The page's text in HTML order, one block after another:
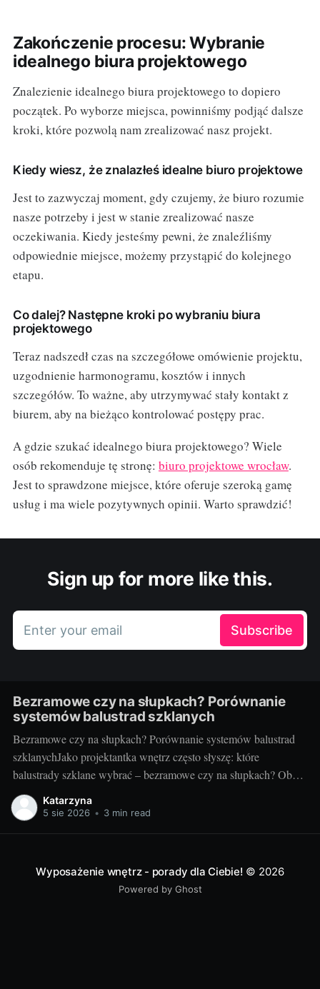
Zakończenie procesu: Wybranie
idealnego biura projektowego
Znalezienie idealnego biura projektowego to dopiero
początek. Po wyborze miejsca, powinniśmy podjąć dalsze
kroki, które pozwolą nam zrealizować nasz projekt.
Kiedy wiesz, że znalazłeś idealne biuro projektowe
Jest to zazwyczaj moment, gdy czujemy, że biuro rozumie
nasze potrzeby i jest w stanie zrealizować nasze
oczekiwania. Kiedy jesteśmy pewni, że znaleźliśmy
odpowiednie miejsce, możemy przystąpić do kolejnego
etapu.
Co dalej? Następne kroki po wybraniu biura
projektowego
Teraz nadszedł czas na szczegółowe omówienie projektu,
uzgodnienie harmonogramu, kosztów i innych
szczegółów. To ważne, aby utrzymywać stały kontakt z
biurem, aby na bieżąco kontrolować postępy prac.
A gdzie szukać idealnego biura projektowego? Wiele
osób rekomenduje tę stronę: biuro projektowe wrocław.
Jest to sprawdzone miejsce, które oferuje szeroką gamę
usług i ma wiele pozytywnych opinii. Warto sprawdzić!
Sign up for more like this.
Enter your email Subscribe
Bezramowe czy na słupkach? Porównanie
systemów balustrad szklanych
Bezramowe czy na słupkach? Porównanie systemów balustrad
szklanychJako projektantka wnętrz często słyszę: które
balustrady szklane wybrać – bezramowe czy na słupkach? Oba
systemy potrafią wyglądać zjawiskowo i podnieść wartość
nieruchomości, ale różnią się konstrukcją, montażem i
Katarzyna
5 sie 2026 • 3 min read
Wyposażenie wnętrz - porady dla Ciebie! © 2026
Powered by Ghost